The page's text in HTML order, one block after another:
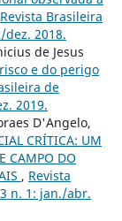
Revista Brasileira
dez. 2018.
de Jesus
e do perigo
de
2019.
D'Angelo,
CRÍTICA: UM
CAMPO DO
, Revista
n. 1: jan./abr.